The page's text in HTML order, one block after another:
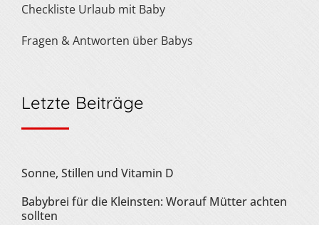
Checkliste Urlaub mit Baby
Fragen & Antworten über Babys
Letzte Beiträge
Sonne, Stillen und Vitamin D
Babybrei für die Kleinsten: Worauf Mütter achten
sollten